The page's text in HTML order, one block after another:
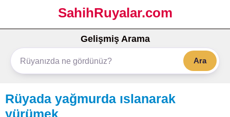
SahihRuyalar.com
Gelişmiş Arama
Ara
Rüyada yağmurda ıslanarak
yürümek